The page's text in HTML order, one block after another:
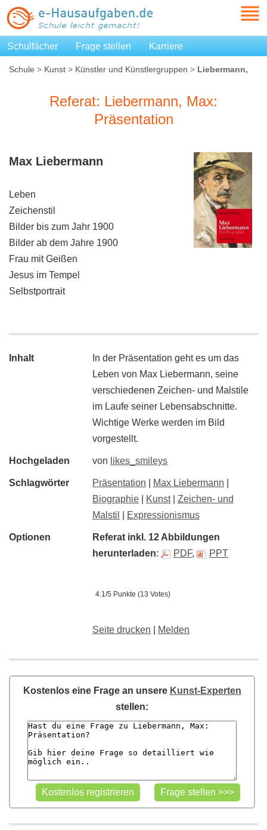
Schulfächer Frage stellen Karriere
Schule > Kunst > Künstler und Künstlergruppen > Liebermann,
Referat: Liebermann, Max:
Präsentation
Max Liebermann
Leben
Zeichenstil
Bilder bis zum Jahr 1900
Bilder ab dem Jahre 1900
Frau mit Geißen
Jesus im Tempel
Selbstportrait
Inhalt
In der Präsentation geht es um das
Leben von Max Liebermann, seine
verschiedenen Zeichen- und Malstile
im Laufe seiner Lebensabschnitte.
Wichtige Werke werden im Bild
vorgestellt.
Hochgeladen von likes_smileys
Schlagwörter Präsentation Max Liebermann
Biographie
Kunst| Zeichen- und
Malstil
Expressionismus
Optionen Referat inkl. 12 Abbildungen
herunterladen: PDF, PPT
4.1/5 Punkte (13 Votes)
Seite drucken Melden
Kostenlos eine Frage an unsere Kunst-Experten
stellen: